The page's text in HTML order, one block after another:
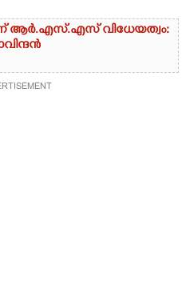
ആർ.എസ്‌.എസ്‌ വിധേയത്വം: